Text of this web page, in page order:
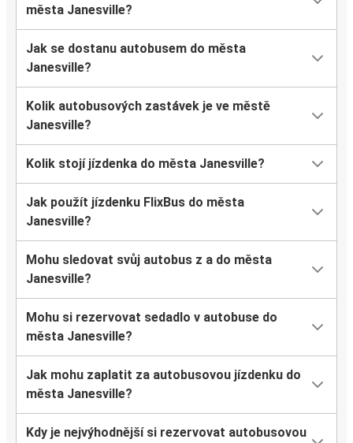
města Janesville?
Jak se dostanu autobusem do města
Janesville?
Kolik autobusových zastávek je ve městě
Janesville?
Kolik stojí jízdenka do města Janesville?
Jak použít jízdenku FlixBus do města
Janesville?
Mohu sledovat svůj autobus z a do města
Janesville?
Mohu si rezervovat sedadlo v autobuse do
města Janesville?
Jak mohu zaplatit za autobusovou jízdenku do
města Janesville?
Kdy je nejvýhodnější si rezervovat autobusovou